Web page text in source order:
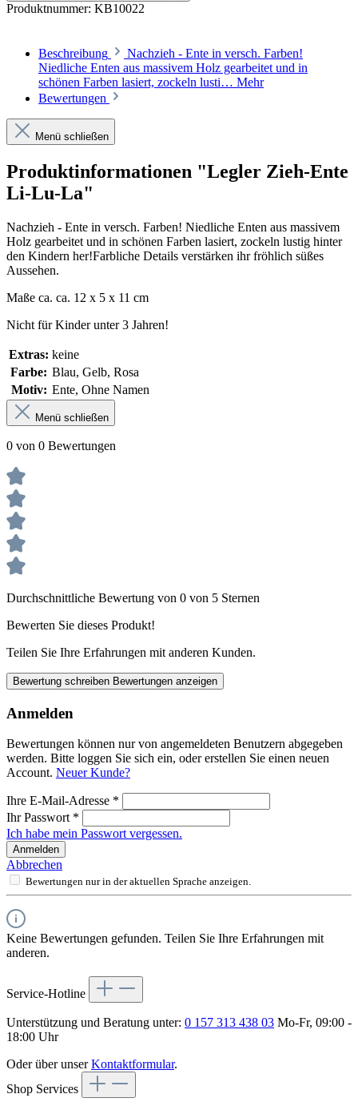
Produktnummer: KB10022
Beschreibung
Nachzieh - Ente in versch. Farben!
Niedliche Enten aus massivem Holz gearbeitet und in
schönen Farben lasiert, zockeln lusti… Mehr
Bewertungen
Menü schließen
Produktinformationen "Legler Zieh-Ente
Li-Lu-La"
Nachzieh - Ente in versch. Farben! Niedliche Enten aus massivem
Holz gearbeitet und in schönen Farben lasiert, zockeln lustig hinter
den Kindern her!Farbliche Details verstärken ihr fröhlich süßes
Aussehen.
Maße ca. ca. 12 x 5 x 11 cm
Nicht für Kinder unter 3 Jahren!
Extras: keine
Farbe: Blau, Gelb, Rosa
Motiv: Ente, Ohne Namen
Menü schließen
0 von 0 Bewertungen
Durchschnittliche Bewertung von 0 von 5 Sternen
Bewerten Sie dieses Produkt!
Teilen Sie Ihre Erfahrungen mit anderen Kunden.
Bewertung schreiben Bewertungen anzeigen
Anmelden
Bewertungen können nur von angemeldeten Benutzern abgegeben
werden. Bitte loggen Sie sich ein, oder erstellen Sie einen neuen
Account. Neuer Kunde?
Ihre E-Mail-Adresse *
Ihr Passwort *
Ich habe mein Passwort vergessen.
Anmelden
Abbrechen
Bewertungen nur in der aktuellen Sprache anzeigen.
Keine Bewertungen gefunden. Teilen Sie Ihre Erfahrungen mit
anderen.
Service-Hotline
Unterstützung und Beratung unter: 0 157 313 438 03 Mo-Fr, 09:00 -
18:00 Uhr
Oder über unserKontaktformular.
Shop Services